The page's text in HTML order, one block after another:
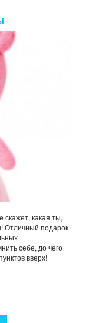
скажет, какая ты,
Отличный подарок
себе, до чего
вверх!